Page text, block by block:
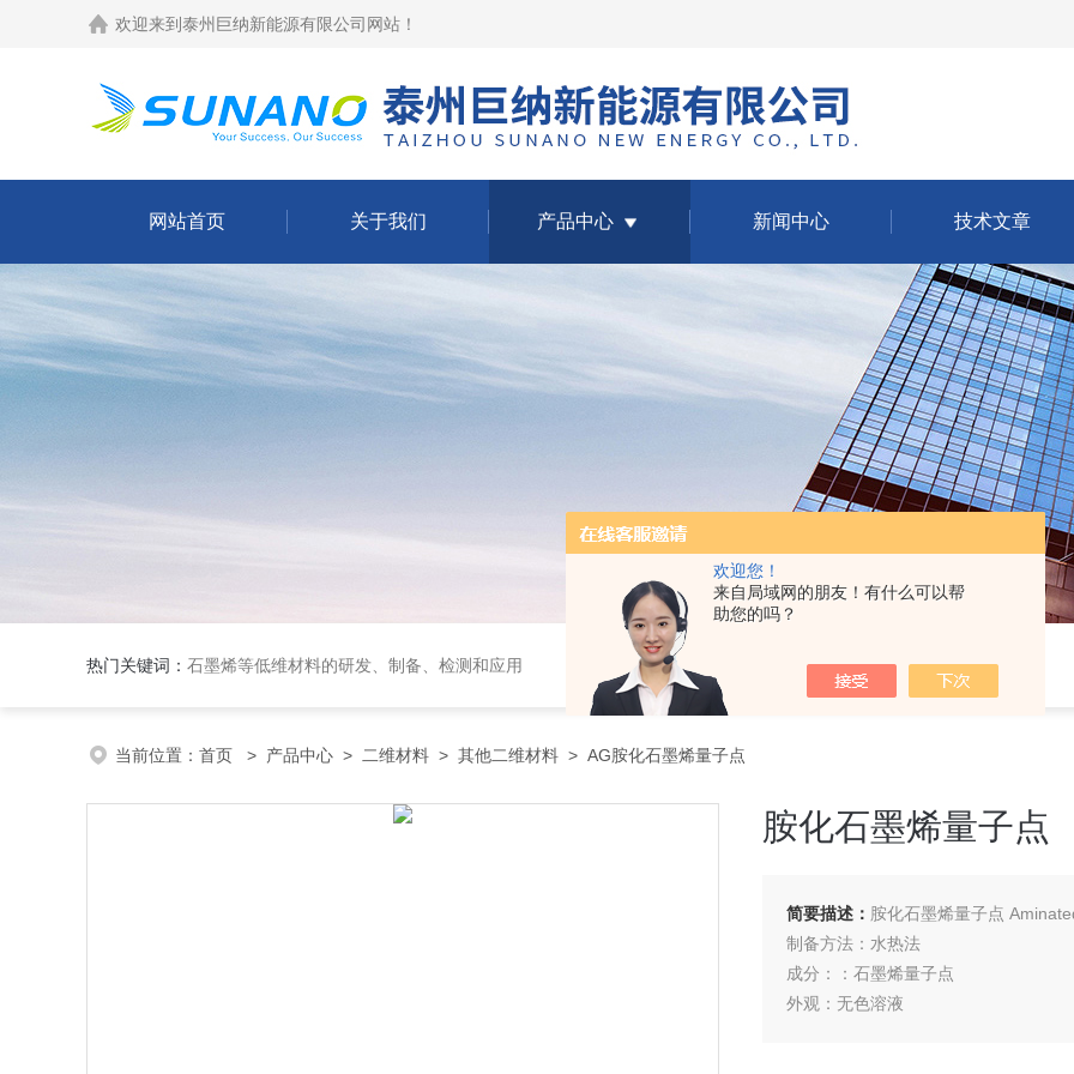
欢迎您！
来自局域网的朋友！有什么可以帮
助您的吗？
欢迎来到 泰州巨纳新能源有限公司网站 ！
网站首页 关于我们 产品中心 新闻中心 技术文章
热门关键词： 石墨烯等低维材料的研发、制备、检测和应用
当前位置： 首页 > 产品中心 > 二维材料 > 其他二维材料 > AG胺化石墨烯量子点
胺化石墨烯量子点
简要描述： 胺化石墨烯量子点
制备方法：水热法
成分：：石墨烯量子点
外观：无色溶液